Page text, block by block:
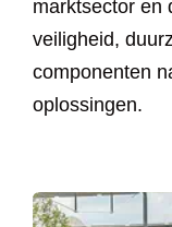
marktsector en
veiligheid,
componenten
oplossingen.